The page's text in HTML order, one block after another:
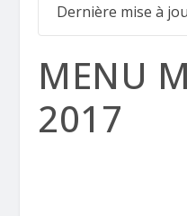
Dernière mise à
MENU
2017